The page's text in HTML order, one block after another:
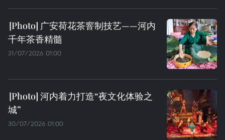
广安荷花茶窨制技艺——河内
千年茶香精髓
31/07/2026 01:00
河内着力打造“夜文化体验之
城”
30/07/2026 01:00